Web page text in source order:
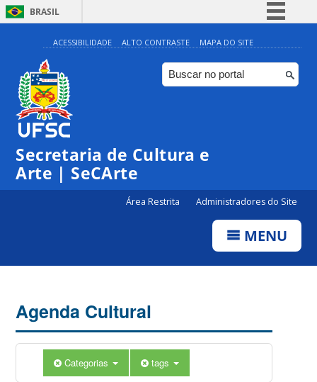
BRASIL
Simplifique!
Comunica BR
Participe
ACESSIBILIDADE ALTO CONTRASTE MAPA DO SITE
Secretaria de Cultura e
Arte | SeCArte
Área Restrita Administradores do Site
MENU
Agenda Cultural
Categorias tags
0:00
1:00
5:00